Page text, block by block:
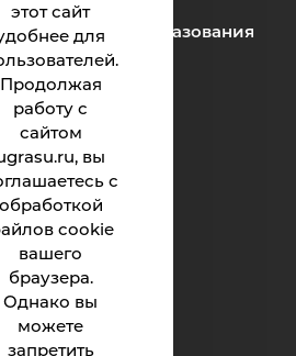
этот сайт
для
Продолжая
работу с
сайтом
вы
с
обработкой
cookie
вашего
браузера.
Однако вы
можете
запретить
и высшего образования
Федерации
Институт
Студенту
граждан